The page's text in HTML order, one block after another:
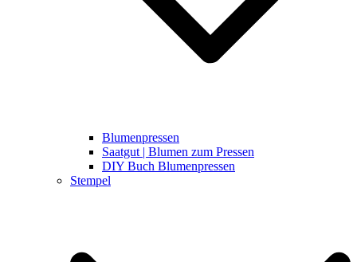
Blumenpressen
Saatgut | Blumen zum Pressen
DIY Buch Blumenpressen
Stempel